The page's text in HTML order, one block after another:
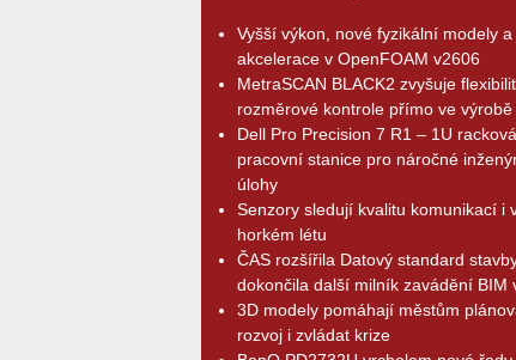
Vyšší výkon, nové fyzikální modely a
akcelerace v OpenFOAM v2606
MetraSCAN BLACK2 zvyšuje
rozměrové kontrole přímo ve výrobě
Dell Pro Precision 7 R1 – 1U racková
pracovní stanice pro náročné
úlohy
Senzory sledují kvalitu komunikací i
horkém létu
ČAS rozšířila Datový standard
dokončila další milník zavádění BIM
3D modely pomáhají městům
rozvoj i zvládat krize